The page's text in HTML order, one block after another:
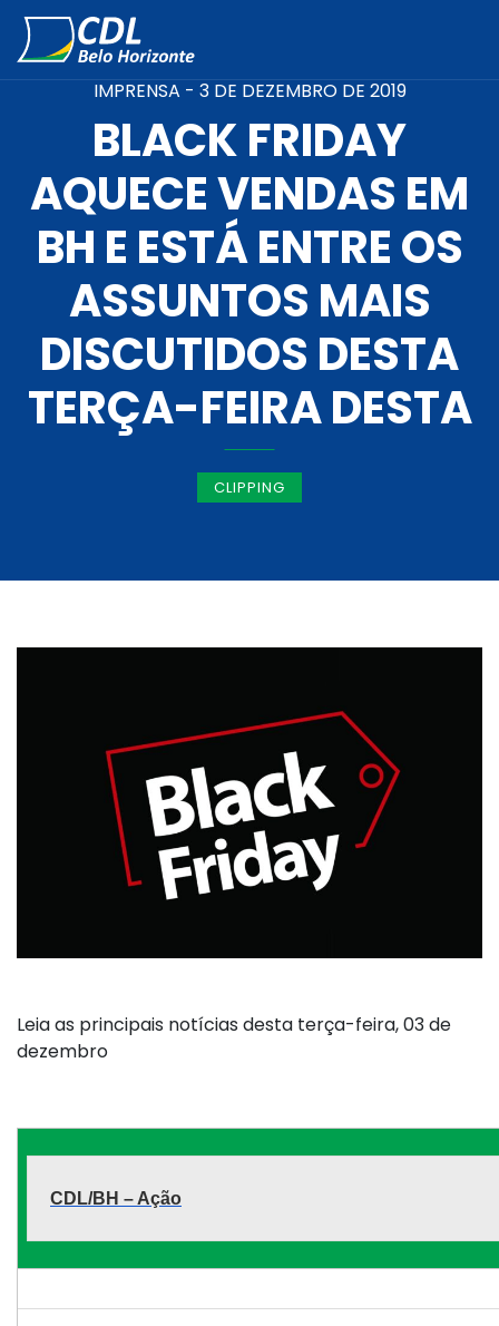
IMPRENSA - 3 DE DEZEMBRO DE 2019
BLACK FRIDAY
AQUECE VENDAS EM
BH E ESTÁ ENTRE OS
ASSUNTOS MAIS
DISCUTIDOS DESTA
TERÇA-FEIRA DESTA
CLIPPING
Leia as principais notícias desta terça-feira, 03 de
dezembro
CDL/BH – Ação